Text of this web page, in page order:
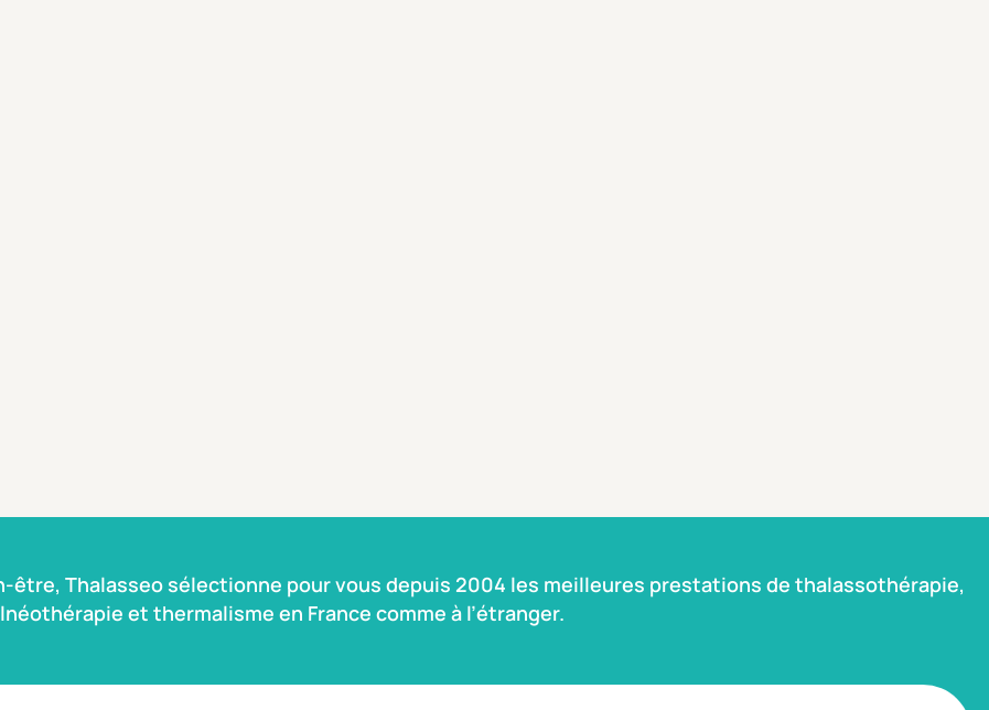
être, Thalasseo sélectionne pour vous depuis 2004 les meilleures prestations de thalassothérapie,
et thermalisme en France comme à l’étranger.